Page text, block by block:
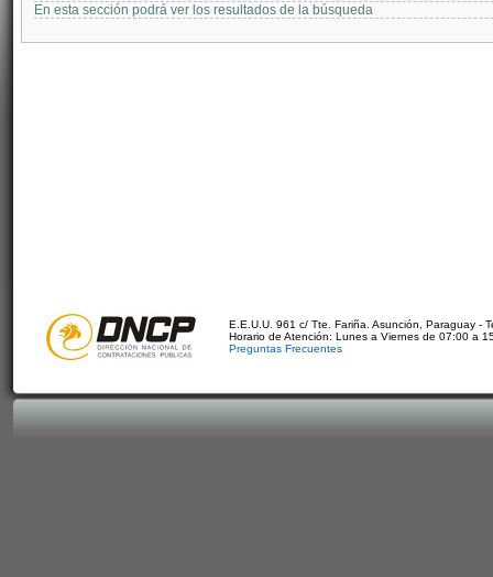
En esta sección podrá ver los resultados de la búsqueda
E.E.U.U. 961 c/ Tte. Fariña. Asunción, Paraguay -
Horario de Atención: Lunes a Viernes de 07:00 a
Preguntas Frecuentes